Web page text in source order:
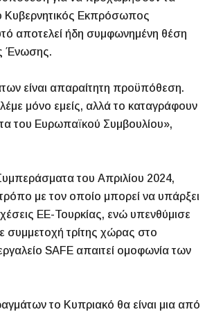
Κυβερνητικός Εκπρόσωπος
αποτελεί ήδη συμφωνημένη θέση
Ένωσης.
είναι απαραίτητη προϋπόθεση.
μόνο εμείς, αλλά το καταγράφουν
του Ευρωπαϊκού Συμβουλίου»,
του Απριλίου 2024,
με τον οποίο μπορεί να υπάρξει
ΕΕ-Τουρκίας, ενώ υπενθύμισε
συμμετοχή τρίτης χώρας στο
SAFE απαιτεί ομοφωνία των
το Κυπριακό θα είναι μια από